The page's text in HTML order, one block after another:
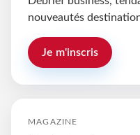
nouveautés
Je m'inscris
MAGAZINE